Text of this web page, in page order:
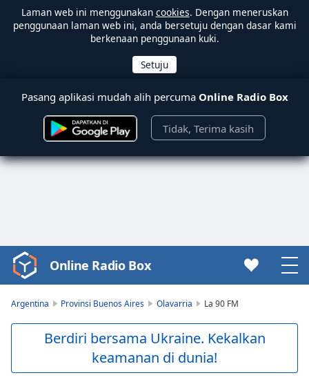
Laman web ini menggunakan cookies. Dengan meneruskan
penggunaan laman web ini, anda bersetuju dengan dasar kami
berkenaan penggunaan kuki.
Pasang aplikasi mudah alih percuma Online Radio Box
Tidak, Terima kasih
Video
Player
Skip
Online Radio Box
Argentina Provinsi Buenos Aires Olavarria La 90 FM
Berdiri bersama Ukraine. Kekalkan
keamanan di dunia!